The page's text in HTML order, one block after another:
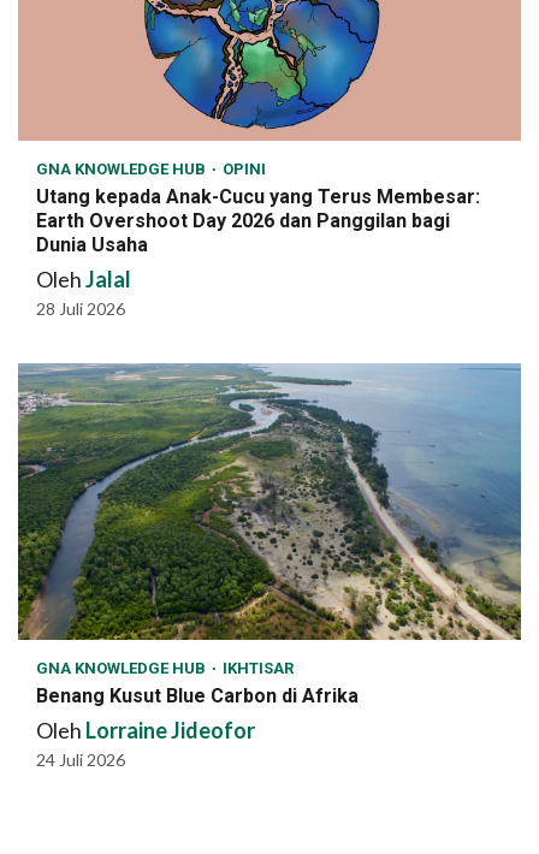
GNA KNOWLEDGE HUB OPINI
Utang kepada Anak-Cucu yang Terus Membesar:
Earth Overshoot Day 2026 dan Panggilan bagi
Dunia Usaha
OlehJalal
28 Juli 2026
GNA KNOWLEDGE HUB IKHTISAR
Benang Kusut Blue Carbon di Afrika
Oleh Lorraine Jideofor
24 Juli 2026